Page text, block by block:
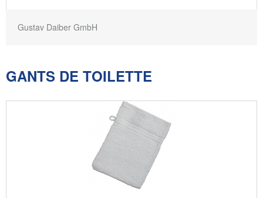
Gustav Daiber GmbH
GANTS DE TOILETTE